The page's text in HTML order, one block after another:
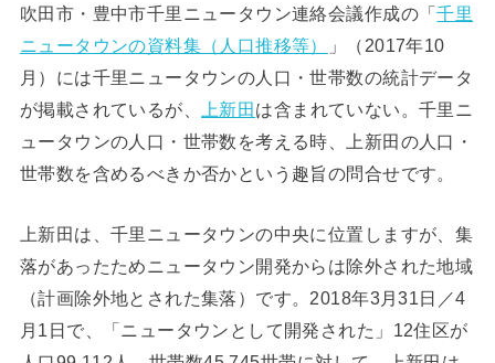
吹田市・豊中市千里ニュータウン連絡会議作成の「千里
ニュータウンの資料集（人口推移等）
」（2017年10
月）には千里ニュータウンの人口・世帯数の統計データ
が掲載されているが、
上新田は含まれていない。千里ニ
ュータウンの人口・世帯数を考える時、上新田の人口・
世帯数を含めるべきか否かという趣旨の問合せです。
上新田は、千里ニュータウンの中央に位置しますが、集
落があったためニュータウン開発からは除外された地域
（計画除外地とされた集落）です。2018年3月31日／4
月1日で、「ニュータウンとして開発された」12住区が